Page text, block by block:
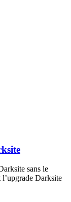
sans le
Darksite